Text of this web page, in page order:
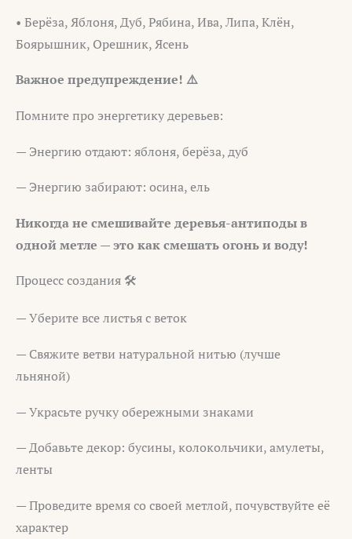
• Берёза, Яблоня, Дуб, Рябина, Ива, Липа, Клён,
Боярышник, Орешник, Ясень
Важное предупреждение! ⚠️
Помните про энергетику деревьев:
— Энергию отдают: яблоня, берёза, дуб
— Энергию забирают: осина, ель
Никогда не смешивайте деревья-антиподы в
одной метле — это как смешать огонь и воду!
Процесс создания 🛠️
— Уберите все листья с веток
— Свяжите ветви натуральной нитью (лучше
льняной)
— Украсьте ручку обережными знаками
— Добавьте декор: бусины, колокольчики, амулеты,
ленты
— Проведите время со своей метлой, почувствуйте её
характер